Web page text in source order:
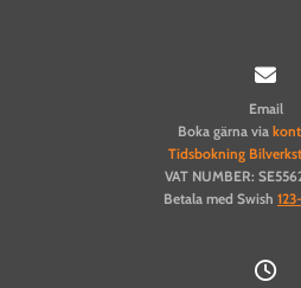

Email
Boka gärna via
Tidsbokning
VAT NUMBER:
Betala med Swish
